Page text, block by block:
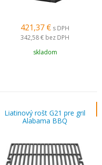
421,37 € s DPH
342,58 € bez DPH
skladom
Liatinový rošt G21 pre gril
Alabama BBQ